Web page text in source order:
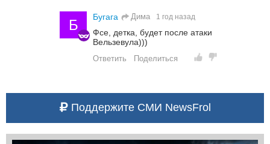
Б Бугага Дима 1 год назад
Фсе, детка, будет после атаки
Вельзевула)))
Ответить Поделиться
Поддержите СМИ NewsFrol